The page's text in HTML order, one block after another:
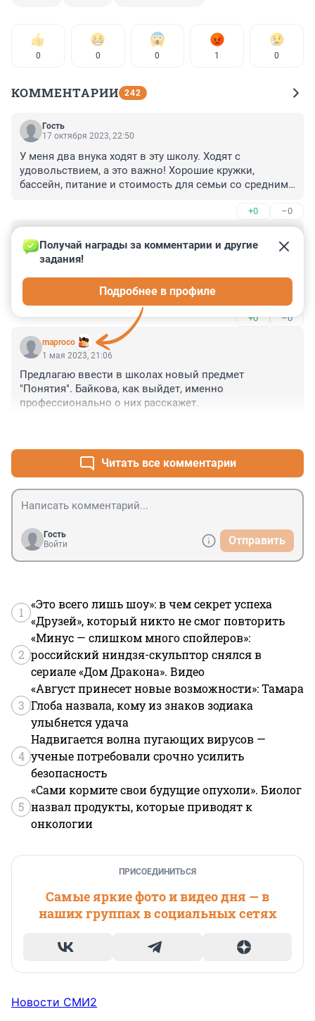
0 0 0 1 0
КОММЕНТАРИИ 242
Гость
17 октября 2023, 22:50
У меня два внука ходят в эту школу. Ходят с
удовольствием, а это важно! Хорошие кружки,
бассейн, питание и стоимость для семьи со средним
+0 –0
12 мая 2023, 13:36
Как бывший сотрудник данного заведения -
порадуюсь. Изнутри было хорошо видно что это за
школа "с высокими образовательными результатами"
+0 –0
maproco
Получай награды за комментарии и другие
задания!
Подробнее в профиле
1 мая 2023, 21:06
Предлагаю ввести в школах новый предмет
"Понятия". Байкова, как выйдет, именно
профессионально о них расскажет.
Читать все комментарии
Гость
Войти
Отправить
1
«Это всего лишь шоу»: в чем секрет успеха
«Друзей», который никто не смог повторить
2
«Минус — слишком много спойлеров»:
российский ниндзя-скульптор снялся в
сериале «Дом Дракона». Видео
3
«Август принесет новые возможности»: Тамара
Глоба назвала, кому из знаков зодиака
улыбнется удача
4
Надвигается волна пугающих вирусов —
ученые потребовали срочно усилить
безопасность
5
«Сами кормите свои будущие опухоли». Биолог
назвал продукты, которые приводят к
онкологии
ПРИСОЕДИНИТЬСЯ
Самые яркие фото и видео дня — в
наших группах в социальных сетях
Новости СМИ2